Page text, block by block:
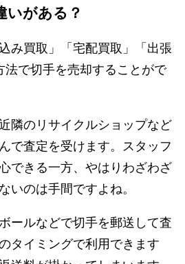
いがある？
み買取」「宅配買取」「出張
法で切手を売却することがで
隣のリサイクルショップなど
で査定を受けます。スタッフ
できる一方、やはりわざわざ
いのは手間ですよね。
ールなどで切手を郵送して査
タイミングで利用できます